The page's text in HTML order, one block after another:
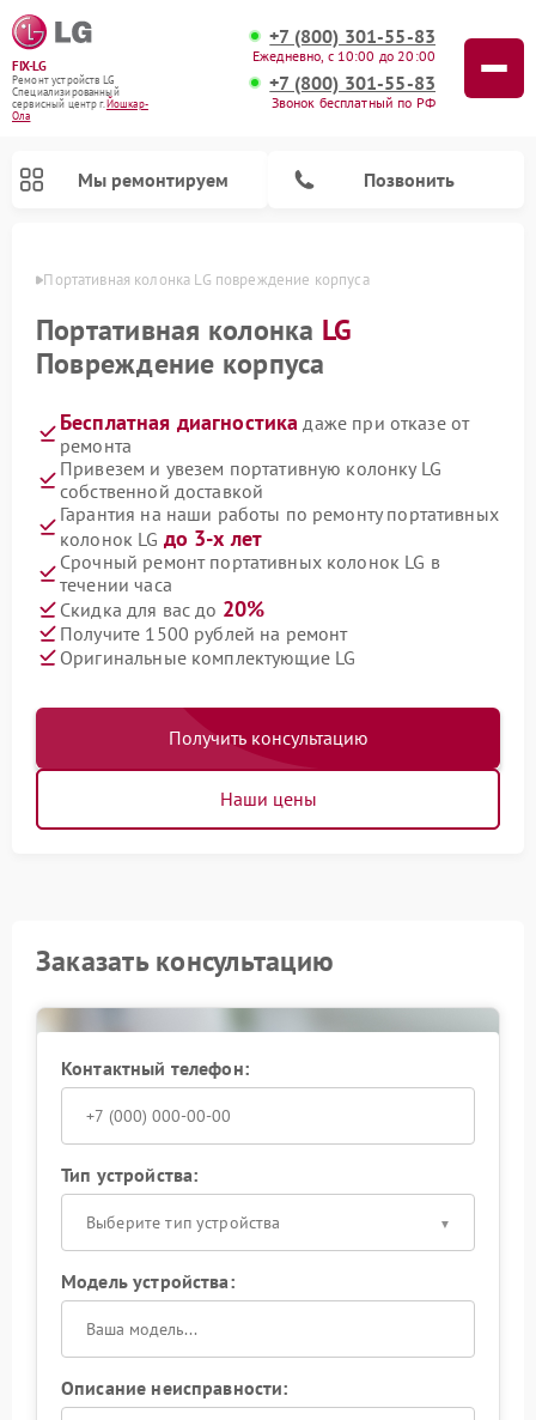
FIX-LG
Ремонт устройств LG
Специализированный
cервисный центр г.Йошкар-
Ола
+7 (800) 301-55-83
Ежедневно, с 10:00 до 20:00
+7 (800) 301-55-83
Звонок бесплатный по РФ
Мы ремонтируем Позвонить
Оле Портативная колонка LG повреждение корпуса
Портативная колонка LG
Повреждение корпуса
Бесплатная диагностика даже при отказе от
ремонта
Привезем и увезем портативную колонку LG
собственной доставкой
Гарантия на наши работы по ремонту портативных
колонок LG до 3-х лет
Срочный ремонт портативных колонок LG в
течении часа
Скидка для вас до 20%
Получите 1500 рублей на ремонт
Оригинальные комплектующие LG
Получить консультацию
Наши цены
Заказать консультацию
Контактный телефон:
Тип устройства:
Выберите тип устройства
Модель устройства:
Описание неисправности: